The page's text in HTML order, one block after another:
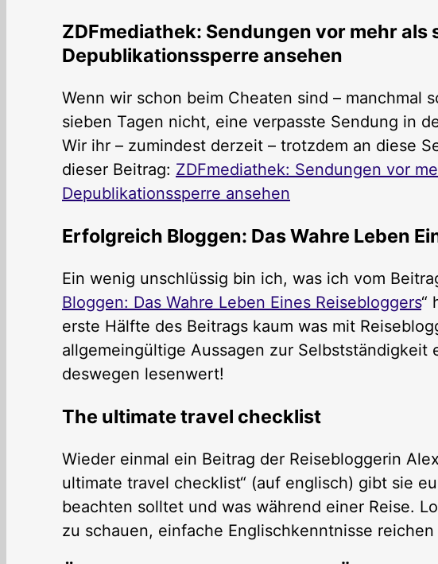
ZDFmediathek: Sendungen vor mehr als
Depublikationssperre ansehen
Wenn wir schon beim Cheaten sind – manchmal
sieben Tagen nicht, eine verpasste Sendung in
Wir ihr – zumindest derzeit – trotzdem an diese
dieser Beitrag: ZDFmediathek: Sendungen vor
Depublikationssperre ansehen
Erfolgreich Bloggen: Das Wahre Leben
Ein wenig unschlüssig bin ich, was ich vom
Bloggen: Das Wahre Leben Eines Reisebloggers“
erste Hälfte des Beitrags kaum was mit
allgemeingültige Aussagen zur Selbstständigkeit
deswegen lesenwert!
The ultimate travel checklist
Wieder einmal ein Beitrag der Reisebloggerin
ultimate travel checklist“ (auf englisch) gibt sie
beachten solltet und was während einer Reise.
zu schauen, einfache Englischkenntnisse